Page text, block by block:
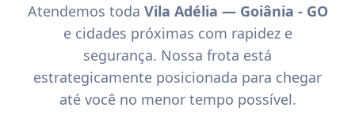
Atendemos toda Vila Adélia — Goiânia - GO
e cidades próximas com rapidez e
segurança. Nossa frota está
estrategicamente posicionada para chegar
até você no menor tempo possível.